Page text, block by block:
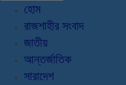
হোম
রাজশাহীর সংবাদ
জাতীয়
আন্তর্জাতিক
সারাদেশ